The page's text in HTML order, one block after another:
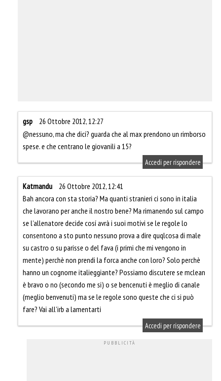
gsp
26 Ottobre 2012, 12:27
@nessuno, ma che dici? guarda che al max prendono un rimborso
spese. e che centrano le giovanili a 15?
Accedi per rispondere
Katmandu
26 Ottobre 2012, 12:41
Bah ancora con sta storia? Ma quanti stranieri ci sono in italia
che lavorano per anche il nostro bene? Ma rimanendo sul campo
se l’allenatore decide cosí avrà i suoi motivi se le regole lo
consentono a sto punto nessuno prova a dire quqlcosa di male
su castro o su parisse o del fava (i primi che mi vengono in
mente) perchè non prendi la forca anche con loro? Solo perchè
hanno un cognome italieggiante? Possiamo discutere se mclean
è bravo o no (secondo me si) o se bencenuti è meglio di canale
(meglio benvenuti) ma se le regole sono queste che ci si può
fare? Vai all’irb a lamentarti
Accedi per rispondere